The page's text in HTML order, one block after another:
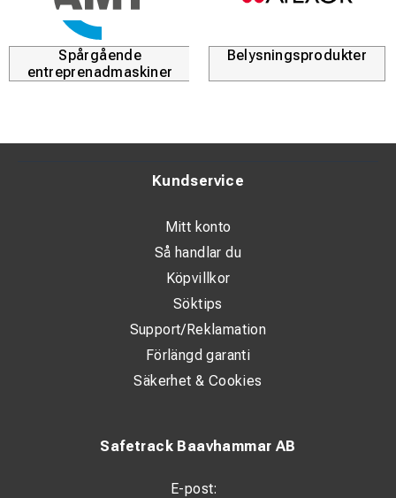
Spårgående
entreprenadmaskiner
Belysningsprodukter
Safetrack Baavhammar AB
E-post:
Kundservice
Mitt konto
Så handlar du
Köpvillkor
Söktips
Support/Reklamation
Förlängd garanti
Säkerhet & Cookies